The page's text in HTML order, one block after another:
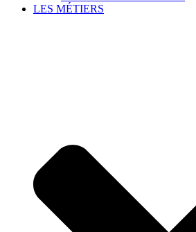
LES MÉTIERS